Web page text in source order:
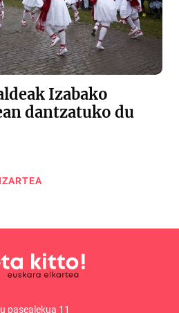
Izabako
dantzatuko du
pasealekua 11